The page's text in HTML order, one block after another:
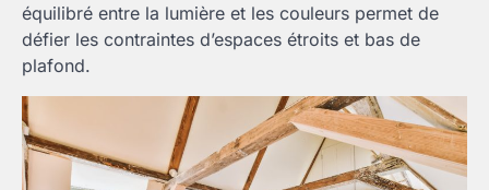
équilibré entre la lumière et les couleurs permet de
défier les contraintes d’espaces étroits et bas de
plafond.